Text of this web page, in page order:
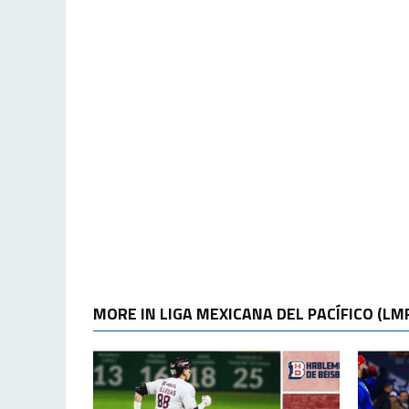
MORE IN LIGA MEXICANA DEL PACÍFICO